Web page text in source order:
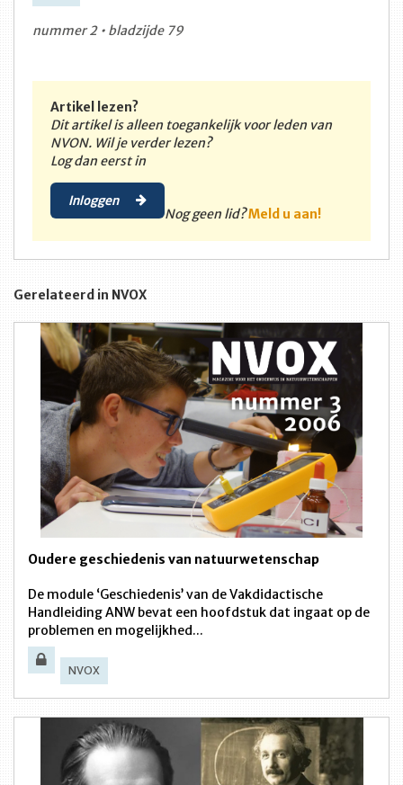
nummer 2 • bladzijde 79
Artikel lezen?
Dit artikel is alleen toegankelijk voor leden van
NVON. Wil je verder lezen?
Log dan eerst in
Inloggen
Nog geen lid?Meld u aan!
Gerelateerd in NVOX
Oudere geschiedenis van natuurwetenschap
De module ‘Geschiedenis’ van de Vakdidactische
Handleiding ANW bevat een hoofdstuk dat ingaat op de
problemen en mogelijkhed...
NVOX